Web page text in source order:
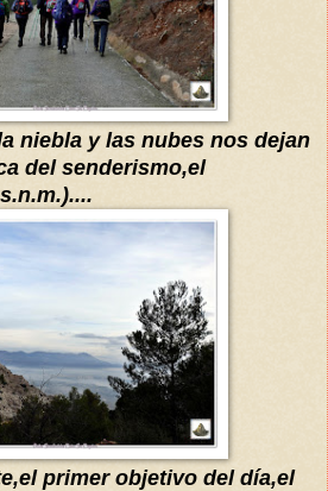
niebla y las nubes nos dejan
del senderismo,el
primer objetivo del día,el